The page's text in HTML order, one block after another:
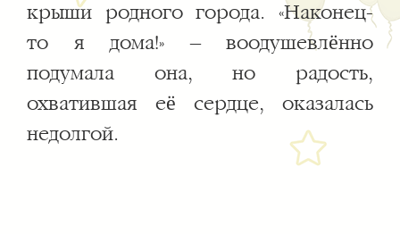
крыши родного города. «Наконец-
то я дома!» – воодушевлённо
подумала она, но радость,
охватившая её сердце, оказалась
недолгой.